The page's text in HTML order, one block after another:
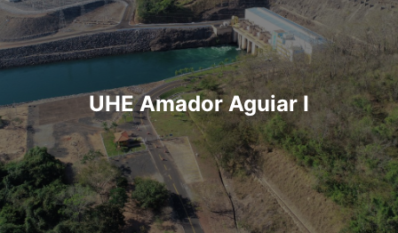
UHE Amador Aguiar I